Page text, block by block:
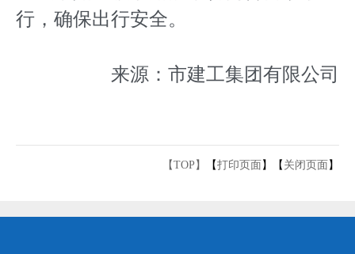
行，确保出行安全。
来源：市建工集团有限公司
【TOP】 【打印页面 】【 关闭页面 】